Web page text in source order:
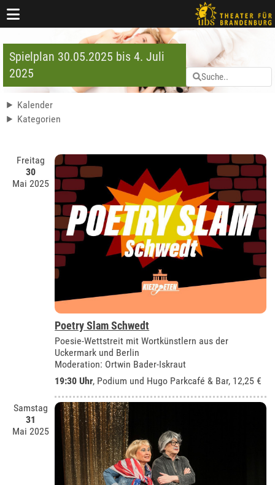
Spielplan 30.05.2025 bis 4. Juli
2025
Kalender
Kategorien
Freitag
30
Mai 2025
Poetry Slam Schwedt
Poesie-Wettstreit mit Wortkünstlern aus der
Uckermark und Berlin
Moderation: Ortwin Bader-Iskraut
19:30 Uhr, Podium und Hugo Parkcafé & Bar, 12,25 €
Samstag
31
Mai 2025